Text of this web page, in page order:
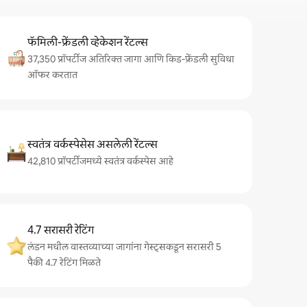
फॅमिली-फ्रेंडली व्हेकेशन रेंटल्स
37,350 प्रॉपर्टीज अतिरिक्त जागा आणि किड-फ्रेंडली सुविधा
ऑफर करतात
स्वतंत्र वर्कस्पेसेस असलेली रेंटल्स
42,810 प्रॉपर्टीजमध्ये स्वतंत्र वर्कस्पेस आहे
4.7 सरासरी रेटिंग
लंडन मधील वास्तव्याच्या जागांना गेस्ट्सकडून सरासरी 5
पैकी 4.7 रेटिंग मिळते